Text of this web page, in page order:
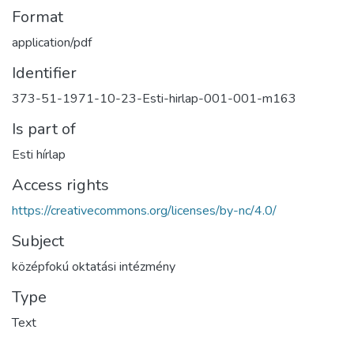
Format
application/pdf
Identifier
373-51-1971-10-23-Esti-hirlap-001-001-m163
Is part of
Esti hírlap
Access rights
https://creativecommons.org/licenses/by-nc/4.0/
Subject
középfokú oktatási intézmény
Type
Text